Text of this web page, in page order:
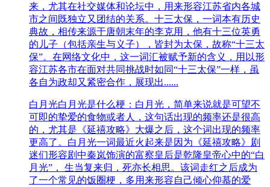
来，尤其在社交媒体和论坛中，用来形容江苏省内各城
市之间既独立又团结的关系。十三太保，一词本有历史
典故，相传来源于唐朝末年的李克用，他有十三位英勇
的儿子（包括亲生与义子），皆封为太保，故称“十三太
保”。在网络文化中，这一词汇被赋予新的含义，用以形
容江苏各市在面对共同挑战时如同“十三太保”一样，虽
各自为政却又紧密合作，展现出......
白月光白月光是什么梗：白月光，简单来说就是可望不
可即的挚爱的食物或者人，这句话出现的频率还是很高
的，尤其是《延禧攻略》大爆之后，这个词出现的频率
更高了。白月光一词最近火起来是因为《延禧攻略》剧
迷们形容剧中秦岚饰演的富察皇后是乾隆皇帝心中的“白
月光”， 生当复来归，死亦长相思。该词走红之后成为
了一个常见的饭圈梗，多用来形容自己倾心仰慕的爱